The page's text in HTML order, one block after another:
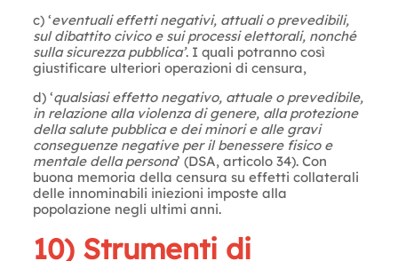
c) ‘eventuali effetti negativi, attuali o prevedibili,
sul dibattito civico e sui processi elettorali, nonché
sulla sicurezza pubblica’. I quali potranno così
giustificare ulteriori operazioni di censura,
d) ‘qualsiasi effetto negativo, attuale o prevedibile,
in relazione alla violenza di genere, alla protezione
della salute pubblica e dei minori e alle gravi
conseguenze negative per il benessere fisico e
mentale della persona’ (DSA, articolo 34). Con
buona memoria della censura su effetti collaterali
delle innominabili iniezioni imposte alla
popolazione negli ultimi anni.
10) Strumenti di